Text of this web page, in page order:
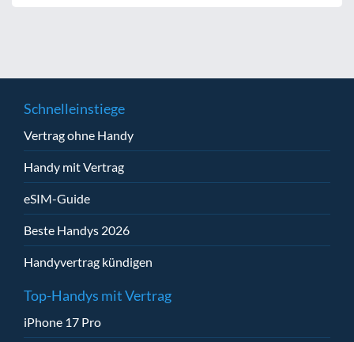
Schnelleinstiege
Vertrag ohne Handy
Handy mit Vertrag
eSIM-Guide
Beste Handys 2026
Handyvertrag kündigen
Top-Handys mit Vertrag
iPhone 17 Pro